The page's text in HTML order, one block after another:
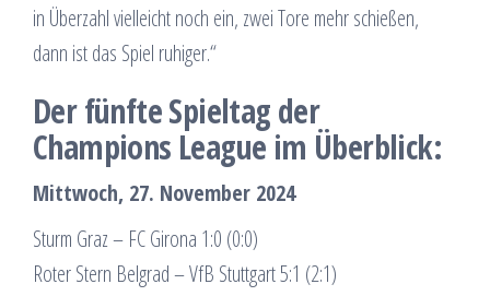
in Überzahl vielleicht noch ein, zwei Tore mehr schießen,
dann ist das Spiel ruhiger.“
Der fünfte Spieltag der
Champions League im Überblick:
Mittwoch, 27. November 2024
Sturm Graz – FC Girona 1:0 (0:0)
Roter Stern Belgrad – VfB Stuttgart 5:1 (2:1)